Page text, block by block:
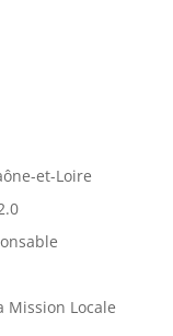
et-Loire
Mission Locale